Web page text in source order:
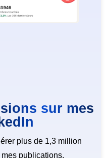
sur mes
plus de 1,3 million
publications.